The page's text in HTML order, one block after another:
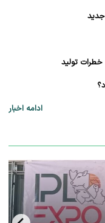
جدید
ادامه اخبار